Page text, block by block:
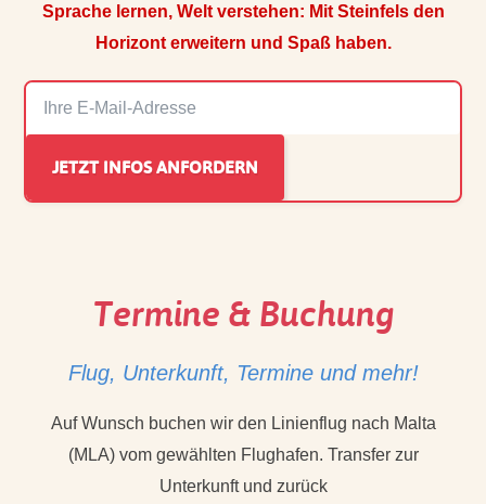
Sprache lernen, Welt verstehen: Mit Steinfels den
Horizont erweitern und Spaß haben.
Termine & Buchung
Flug, Unterkunft, Termine und mehr!
Auf Wunsch buchen wir den Linienflug nach Malta
(MLA) vom gewählten Flughafen. Transfer zur
Unterkunft und zurück